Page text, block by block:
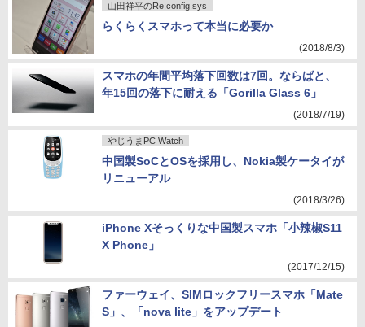
山田祥平のRe:config.sys
らくらくスマホって本当に必要か
(2018/8/3)
スマホの年間平均落下回数は7回。ならばと、
年15回の落下に耐える「Gorilla Glass 6」
(2018/7/19)
やじうまPC Watch
中国製SoCとOSを採用し、Nokia製ケータイが
リニューアル
(2018/3/26)
iPhone Xそっくりな中国製スマホ「小辣椒S11
X Phone」
(2017/12/15)
ファーウェイ、SIMロックフリースマホ「Mate
S」、「nova lite」をアップデート